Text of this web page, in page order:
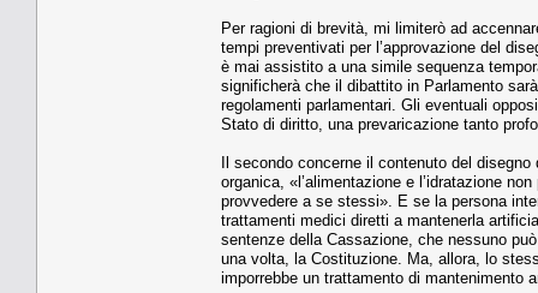
Per ragioni di brevità, mi limiterò ad
tempi preventivati per l’approvazione del
è mai assistito a una simile sequenza
significherà che il dibattito in Parlamento
regolamenti parlamentari. Gli eventuali
Stato di diritto, una prevaricazione tanto
Il secondo concerne il contenuto del
organica, «l’alimentazione e l’idratazione
provvedere a se stessi». E se la persona
trattamenti medici diretti a mantenerla
sentenze della Cassazione, che nessuno
una volta, la Costituzione. Ma, allora, lo
imporrebbe un trattamento di mantenimento